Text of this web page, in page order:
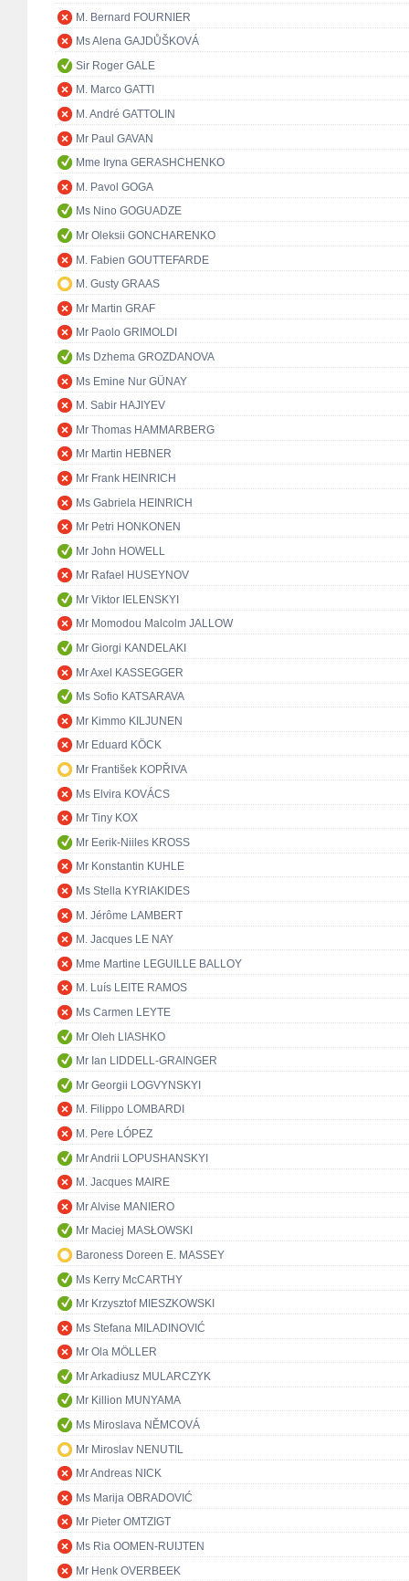
M. Bernard FOURNIER
Ms Alena GAJDŮŠKOVÁ
Sir Roger GALE
M. Marco GATTI
M. André GATTOLIN
Mr Paul GAVAN
Mme Iryna GERASHCHENKO
M. Pavol GOGA
Ms Nino GOGUADZE
Mr Oleksii GONCHARENKO
M. Fabien GOUTTEFARDE
M. Gusty GRAAS
Mr Martin GRAF
Mr Paolo GRIMOLDI
Ms Dzhema GROZDANOVA
Ms Emine Nur GÜNAY
M. Sabir HAJIYEV
Mr Thomas HAMMARBERG
Mr Martin HEBNER
Mr Frank HEINRICH
Ms Gabriela HEINRICH
Mr Petri HONKONEN
Mr John HOWELL
Mr Rafael HUSEYNOV
Mr Viktor IELENSKYI
Mr Momodou Malcolm JALLOW
Mr Giorgi KANDELAKI
Mr Axel KASSEGGER
Ms Sofio KATSARAVA
Mr Kimmo KILJUNEN
Mr Eduard KÖCK
Mr František KOPŘIVA
Ms Elvira KOVÁCS
Mr Tiny KOX
Mr Eerik-Niiles KROSS
Mr Konstantin KUHLE
Ms Stella KYRIAKIDES
M. Jérôme LAMBERT
M. Jacques LE NAY
Mme Martine LEGUILLE BALLOY
M. Luís LEITE RAMOS
Ms Carmen LEYTE
Mr Oleh LIASHKO
Mr Ian LIDDELL-GRAINGER
Mr Georgii LOGVYNSKYI
M. Filippo LOMBARDI
M. Pere LÓPEZ
Mr Andrii LOPUSHANSKYI
M. Jacques MAIRE
Mr Alvise MANIERO
Mr Maciej MASŁOWSKI
Baroness Doreen E. MASSEY
Ms Kerry McCARTHY
Mr Krzysztof MIESZKOWSKI
Ms Stefana MILADINOVIĆ
Mr Ola MÖLLER
Mr Arkadiusz MULARCZYK
Mr Killion MUNYAMA
Ms Miroslava NĚMCOVÁ
Mr Miroslav NENUTIL
Mr Andreas NICK
Ms Marija OBRADOVIĆ
Mr Pieter OMTZIGT
Ms Ria OOMEN-RUIJTEN
Mr Henk OVERBEEK